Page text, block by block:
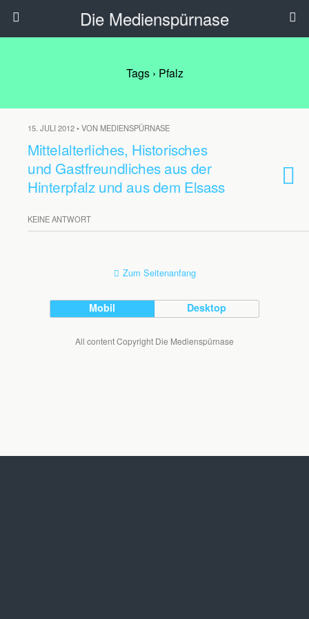
Die Medienspürnase
Tags › Pfalz
15. JULI 2012 • VON MEDIENSPÜRNASE
Mittelalterliches, Historisches
und Gastfreundliches aus der
Hinterpfalz und aus dem Elsass
KEINE ANTWORT
Zum Seitenanfang
Mobil Desktop
All content Copyright Die Medienspürnase